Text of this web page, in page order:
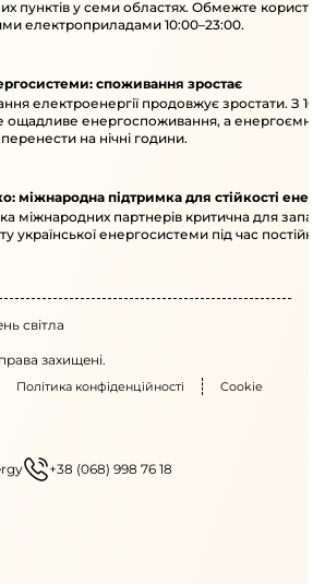
пунктів у семи областях. Обмежте
електроприладами 10:00–23:00.
споживання зростає
електроенергії продовжує зростати. З
ощадливе енергоспоживання, а
на нічні години.
міжнародна підтримка для стійкості
міжнародних партнерів критична для
української енергосистеми під час
світла
захищені.
Політика конфіденційності Cookie
+38 (068) 998 76 18